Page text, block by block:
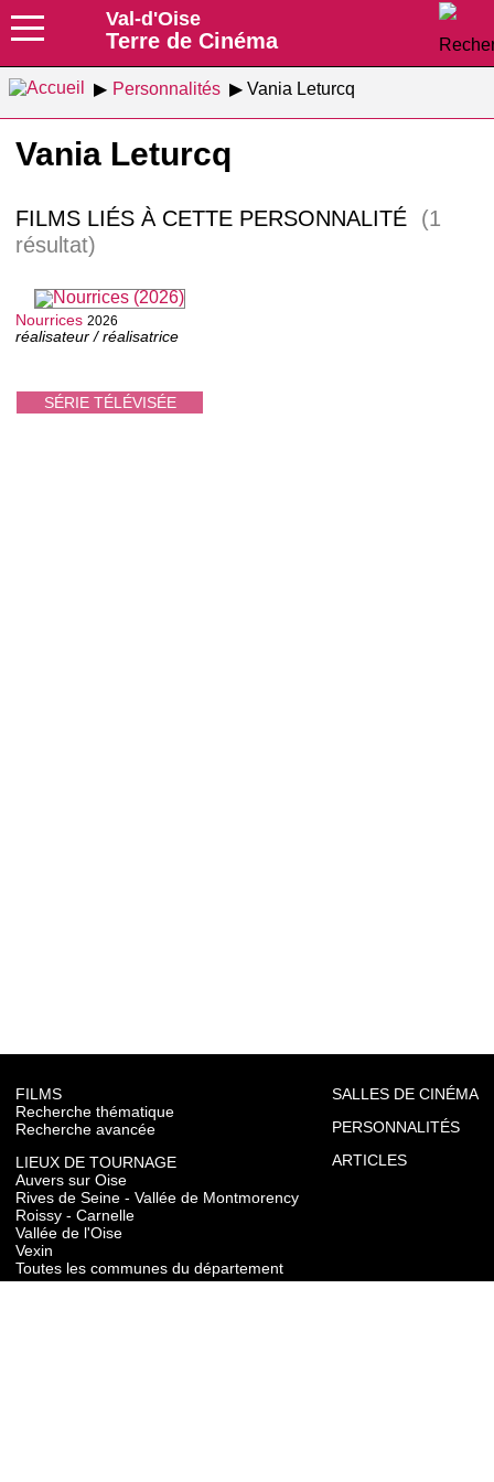
Val-d'Oise
Terre de Cinéma
Personnalités Vania Leturcq
Vania Leturcq
FILMS LIÉS À CETTE PERSONNALITÉ
(1
résultat)
SÉRIE TÉLÉVISÉE
Nourrices 2026
réalisateur / réalisatrice
FILMS
Recherche thématique
Recherche avancée
LIEUX DE TOURNAGE
Auvers sur Oise
Rives de Seine - Vallée de Montmorency
Roissy - Carnelle
Vallée de l'Oise
Vexin
Toutes les communes du département
SALLES DE CINÉMA
PERSONNALITÉS
ARTICLES